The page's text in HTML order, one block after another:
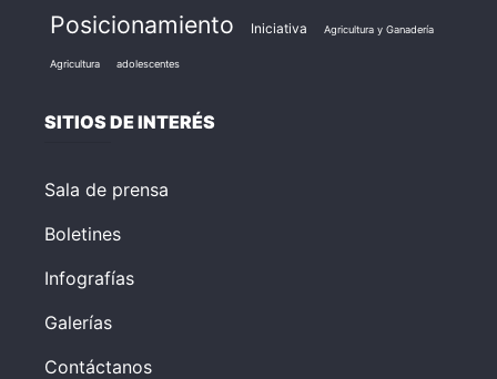
Posicionamiento Iniciativa Agricultura y Ganadería
Agricultura adolescentes
SITIOS DE INTERÉS
Sala de prensa
Boletines
Infografías
Galerías
Contáctanos